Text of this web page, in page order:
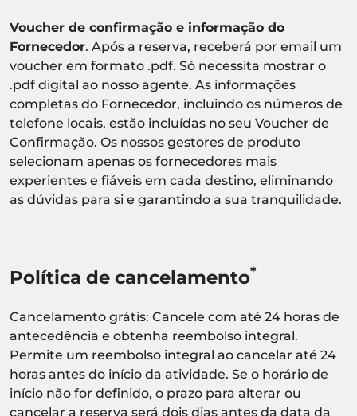
Voucher de confirmação e informação do
Fornecedor. Após a reserva, receberá por email um
voucher em formato .pdf. Só necessita mostrar o
.pdf digital ao nosso agente. As informações
completas do Fornecedor, incluindo os números de
telefone locais, estão incluídas no seu Voucher de
Confirmação. Os nossos gestores de produto
selecionam apenas os fornecedores mais
experientes e fiáveis em cada destino, eliminando
as dúvidas para si e garantindo a sua tranquilidade.
Política de cancelamento*
Cancelamento grátis: Cancele com até 24 horas de
antecedência e obtenha reembolso integral.
Permite um reembolso integral ao cancelar até 24
horas antes do início da atividade. Se o horário de
início não for definido, o prazo para alterar ou
cancelar a reserva será dois dias antes da data da